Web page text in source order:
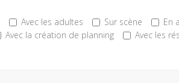
Avec les adultes Sur scène En
Avec la création de planning Avec les